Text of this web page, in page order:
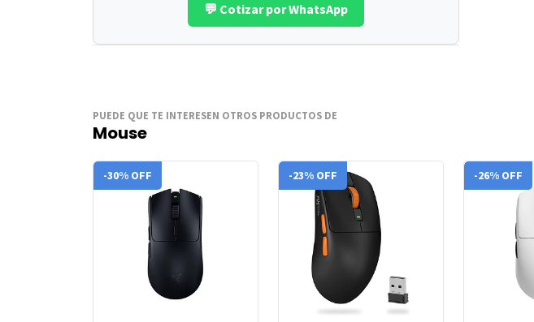
💬 Cotizar por WhatsApp
PUEDE QUE TE INTERESEN OTROS PRODUCTOS DE
Mouse
-30% OFF -23% OFF -26% OFF